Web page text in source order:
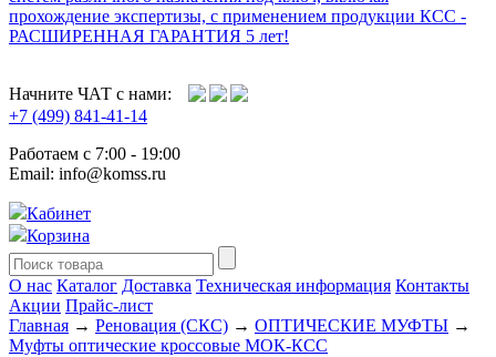
прохождение экспертизы, с применением продукции КСС -
РАСШИРЕННАЯ ГАРАНТИЯ 5 лет!
Начните ЧАТ с нами:
+7 (499) 841-41-14
Работаем с 7:00 - 19:00
Email: info@komss.ru
Кабинет
Корзина
О нас Каталог Доставка Техническая информация Контакты
Акции Прайс-лист
Главная → Реновация (СКС) → ОПТИЧЕСКИЕ МУФТЫ →
Муфты оптические кроссовые МОК-КСС